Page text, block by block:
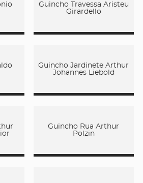
Guincho Travessa Aristeu
Girardello
Guincho Jardinete Arthur
Johannes Liebold
Guincho Rua Arthur
Polzin